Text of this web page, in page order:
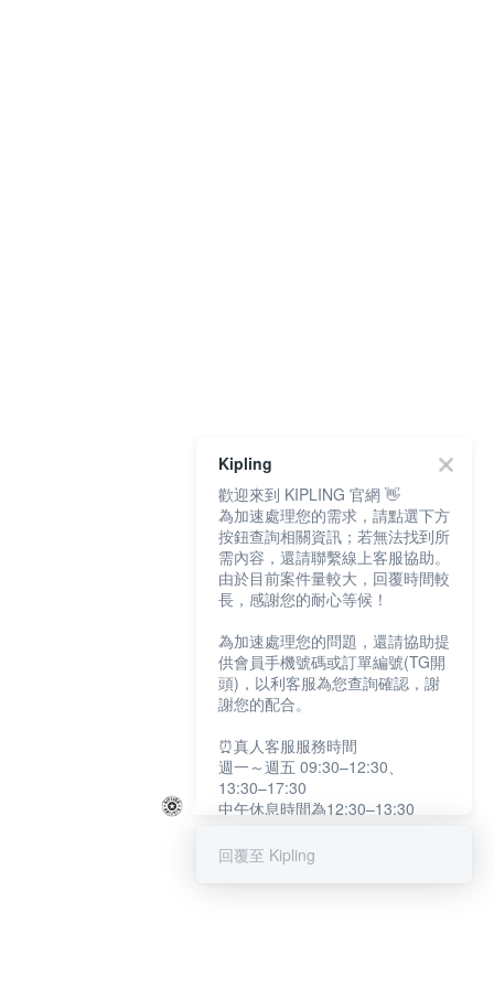
Kipling
歡迎來到 KIPLING 官網 👋
為加速處理您的需求，請點選下方
按鈕查詢相關資訊；若無法找到所
需內容，還請聯繫線上客服協助。
由於目前案件量較大，回覆時間較
長，感謝您的耐心等候！
為加速處理您的問題，還請協助提
供會員手機號碼或訂單編號(TG開
頭)，以利客服為您查詢確認，謝
謝您的配合。
⏰真人客服服務時間
週一～週五 09:30–12:30、
13:30–17:30
中午休息時間為12:30–13:30
提醒您：系統會自動已讀訊息，如
回覆至 Kipling